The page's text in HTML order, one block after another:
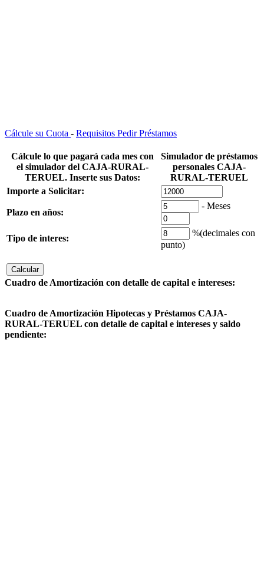
Cálcule su Cuota - Requisitos Pedir Préstamos
Cálcule lo que pagará cada mes con
el simulador del CAJA-RURAL-
TERUEL. Inserte sus Datos:
Simulador de préstamos
personales CAJA-
RURAL-TERUEL
Importe a Solicitar:
Plazo en años:
- Meses
Tipo de interes:
%(decimales con
punto)
Cuadro de Amortización con detalle de capital e intereses:
Cuadro de Amortización Hipotecas y Préstamos CAJA-
RURAL-TERUEL con detalle de capital e intereses y saldo
pendiente: